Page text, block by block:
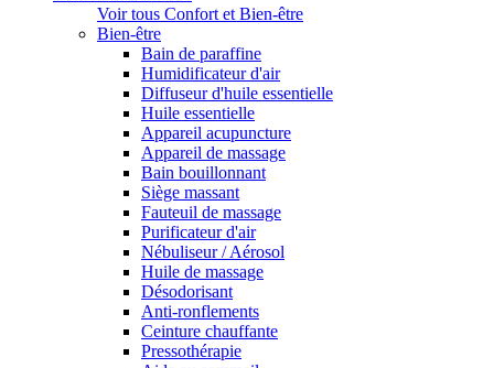
Voir tous Confort et Bien-être
Bien-être
Bain de paraffine
Humidificateur d'air
Diffuseur d'huile essentielle
Huile essentielle
Appareil acupuncture
Appareil de massage
Bain bouillonnant
Siège massant
Fauteuil de massage
Purificateur d'air
Nébuliseur / Aérosol
Huile de massage
Désodorisant
Anti-ronflements
Ceinture chauffante
Pressothérapie